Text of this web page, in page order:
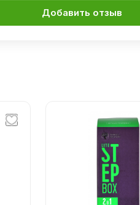
Добавить отзыв